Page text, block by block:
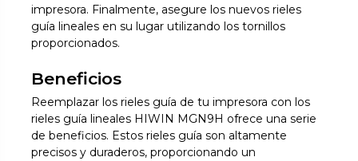
impresora. Finalmente, asegure los nuevos rieles
guía lineales en su lugar utilizando los tornillos
proporcionados.
Beneficios
Reemplazar los rieles guía de tu impresora con los
rieles guía lineales HIWIN MGN9H ofrece una serie
de beneficios. Estos rieles guía son altamente
precisos y duraderos, proporcionando un